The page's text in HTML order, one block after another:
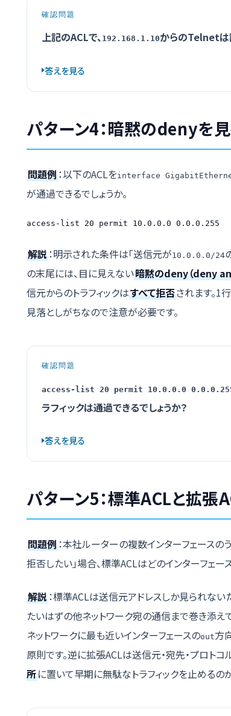
確認問題
上記のACLで、 192.168.1.10からのTelnetは
答えを見る
パターン4：暗黙のdenyを
問題例：以下のACLをinterface
が通過できるでしょうか。
access-list 20 permit 10.0.0.0 0.0.0.255
解説：明示された条件は「送信元が10.0.0.0/24
の末尾には、目に見えない暗黙のdeny（deny
信元からのトラフィックはすべて拒否されます。1
見落としがちなので注意が必要です。
確認問題
access-list 20 permit 10.0.0.0
ラフィックは通過できるでしょうか？
答えを見る
パターン5：標準ACLと拡
問題例：本社ルーターの複数インターフェース
拒否したい」場合、標準ACLはどのインターフェー
解説：標準ACLは送信元アドレスしか見られない
たいはずの他ネットワーク宛の通信まで巻き添え
ネットワークに最も近いインターフェースのout方
原則です。逆に拡張ACLは送信元・宛先・プロトコ
所に置いて早期に無駄なトラフィックを止めるの